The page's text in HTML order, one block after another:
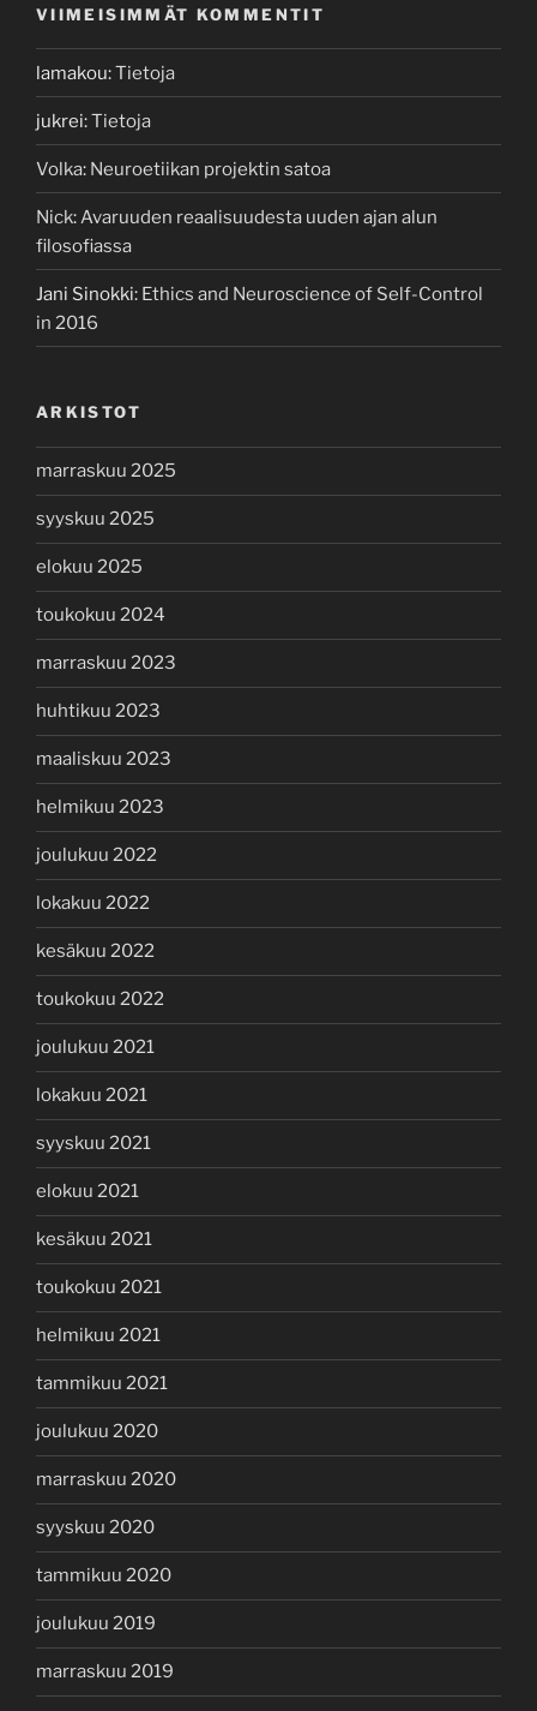
VIIMEISIMMÄT KOMMENTIT
lamakou:Tietoja
jukrei:Tietoja
Volka: Neuroetiikan projektin satoa
Nick:Avaruuden reaalisuudesta uuden ajan alun
filosofiassa
Jani Sinokki: Ethics and Neuroscience of Self-Control
in 2016
ARKISTOT
marraskuu 2025
syyskuu 2025
elokuu 2025
toukokuu 2024
marraskuu 2023
huhtikuu 2023
maaliskuu 2023
helmikuu 2023
joulukuu 2022
lokakuu 2022
kesäkuu 2022
toukokuu 2022
joulukuu 2021
lokakuu 2021
syyskuu 2021
elokuu 2021
kesäkuu 2021
toukokuu 2021
helmikuu 2021
tammikuu 2021
joulukuu 2020
marraskuu 2020
syyskuu 2020
tammikuu 2020
joulukuu 2019
marraskuu 2019